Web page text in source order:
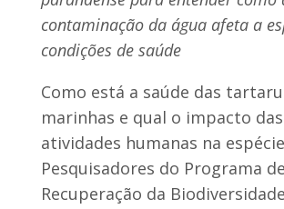
contaminação da água afeta a
condições de saúde
Como está a saúde das
marinhas e qual o impacto das
atividades humanas na
Pesquisadores do Programa de
Recuperação da